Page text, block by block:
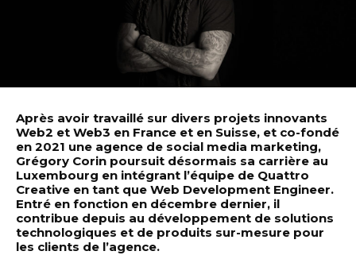
Après avoir travaillé sur divers projets innovants
Web2 et Web3 en France et en Suisse, et co-fondé
en 2021 une agence de social media marketing,
Grégory Corin poursuit désormais sa carrière au
Luxembourg en intégrant l’équipe de Quattro
Creative en tant que Web Development Engineer.
Entré en fonction en décembre dernier, il
contribue depuis au développement de solutions
technologiques et de produits sur-mesure pour
les clients de l’agence.